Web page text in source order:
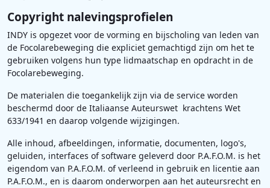
Copyright nalevingsprofielen
INDY is opgezet voor de vorming en bijscholing van leden van
de Focolarebeweging die expliciet gemachtigd zijn om het te
gebruiken volgens hun type lidmaatschap en opdracht in de
Focolarebeweging.
De materialen die toegankelijk zijn via de service worden
beschermd door de Italiaanse Auteurswet krachtens Wet
633/1941 en daarop volgende wijzigingen.
Alle inhoud, afbeeldingen, informatie, documenten, logo's,
geluiden, interfaces of software geleverd door P.A.F.O.M. is het
eigendom van P.A.F.O.M. of verleend in gebruik en licentie aan
P.A.F.O.M., en is daarom onderworpen aan het auteursrecht en